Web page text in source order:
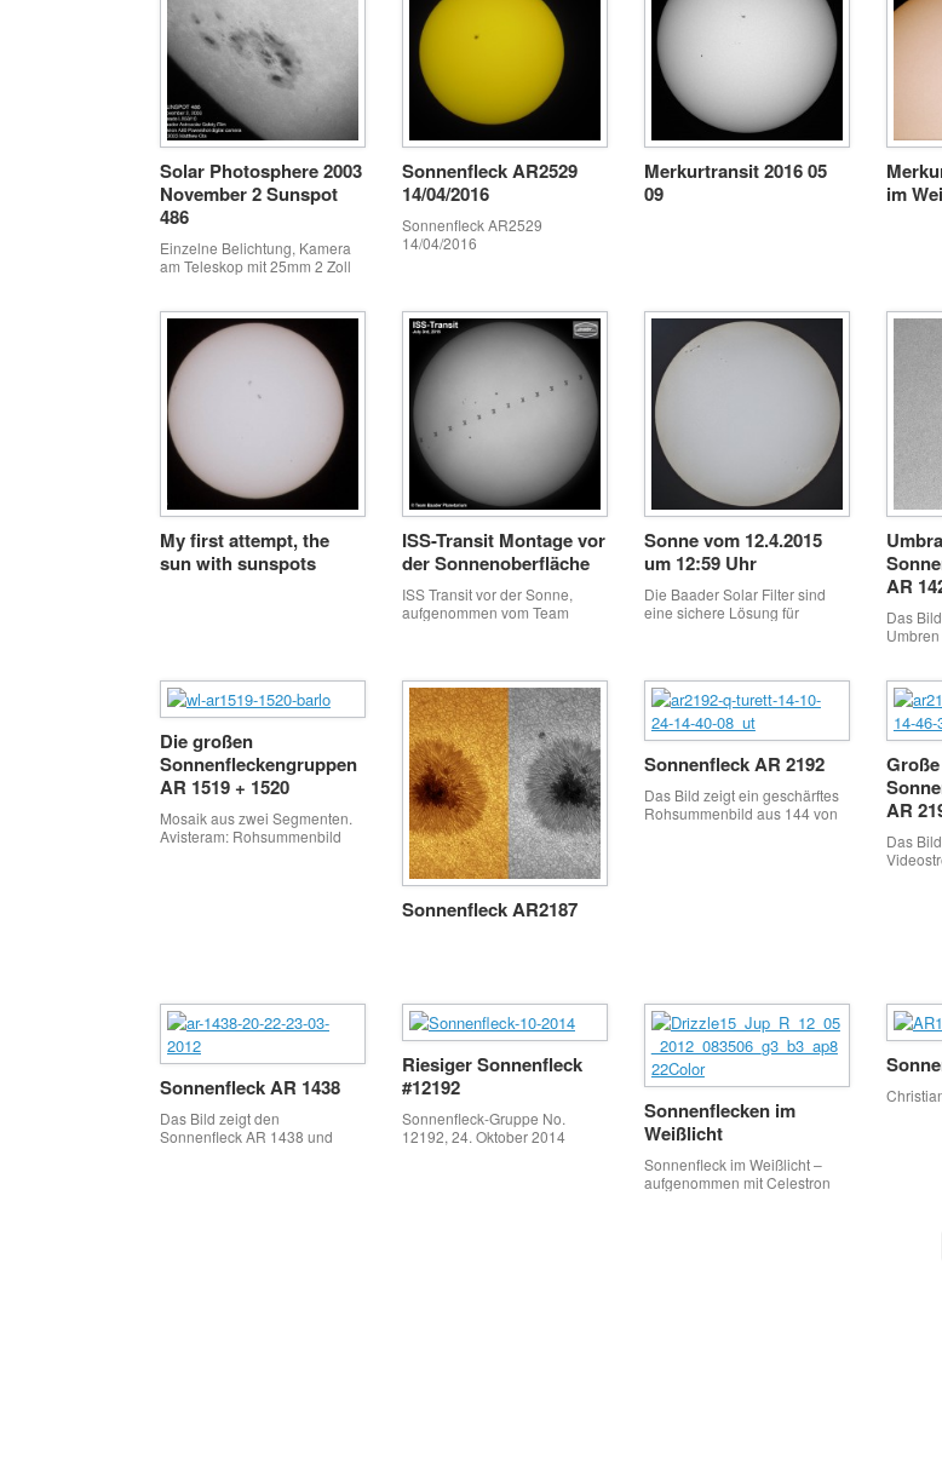
Solar Photosphere 2003
November 2 Sunspot
486
Einzelne Belichtung, Kamera
am Teleskop mit 25mm 2 Zoll
Sonnenfleck AR2529
14/04/2016
Sonnenfleck AR2529
14/04/2016
Merkurtransit 2016 05
09
im
My first attempt, the
sun with sunspots
ISS-Transit Montage vor
der Sonnenoberfläche
ISS Transit vor der Sonne,
aufgenommen vom Team
0,6 Sekunden durchquert. Um
den Transit zu sehen mussten
wir die Mitte eines nur ca. 5km
breiten Streifens auf der
Erdoberfläche ausmachen,
was uns dank Berechnung mit
CalSky sehr gut gelungen ist
[…]
Sonne vom 12.4.2015
um 12:59 Uhr
Die Baader Solar Filter sind
eine sichere Lösung für
AR
Das
sind
der
die
wie
liegt
deuten
Die großen
Sonnenfleckengruppen
AR 1519 + 1520
Mosaik aus zwei Segmenten.
Avisteram: Rohsummenbild
Sonnenfleck AR2187
Sonnenfleck AR 2192
Das Bild zeigt ein geschärftes
Rohsummenbild aus 144 von
Große
AR
Das
Sonnenfleck AR 1438
Das Bild zeigt den
Sonnenfleck AR 1438 und
Riesiger Sonnenfleck
#12192
Sonnenfleck-Gruppe No.
12192, 24. Oktober 2014
Sonnenflecken im
Weißlicht
Sonnenfleck im Weißlicht –
aufgenommen mit Celestron